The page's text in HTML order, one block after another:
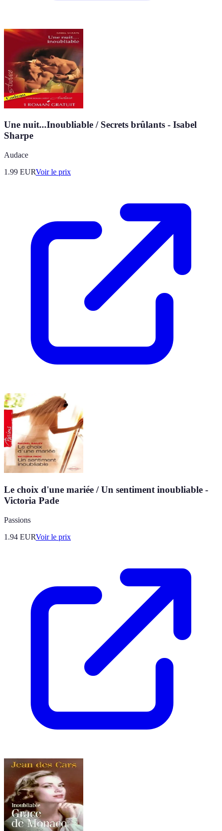
Une nuit...Inoubliable / Secrets brûlants - Isabel
Sharpe
Audace
1.99 EURVoir le prix
Le choix d'une mariée / Un sentiment inoubliable -
Victoria Pade
Passions
1.94 EURVoir le prix